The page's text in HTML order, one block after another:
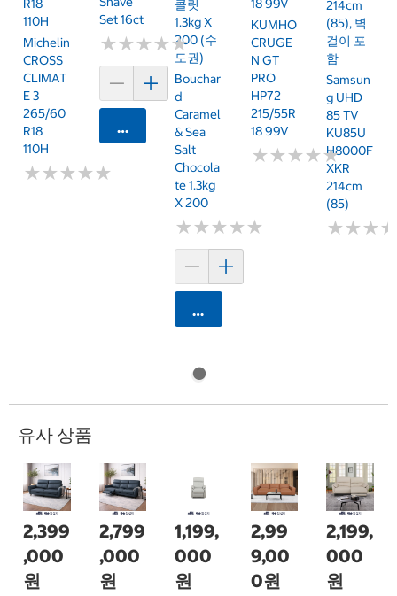
R18
110H
Michelin
CROSS
CLIMAT
E 3
265/60
R18
110H
★★★★★
★★★★★
Set 16ct
★★★★★
★★★★★
카트에 담기
콜릿
1.3kg X
200 (수
도권)
Bouchar
D
Caramel
& Sea
Salt
Chocola
Te 1.3kg
X 200
★★★★★
★★★★★
카트에 담기
18 99V
KUMHO
CRUGE
N GT
PRO
HP72
215/55R
18 99V
★★★★★
★★★★★
214cm
(85), 벽
걸이 포
함
Samsun
G UHD
85 TV
KU85U
H8000F
XKR
214cm
(85)
★★★
★★★
유사 상품
2,399
,000
원
2,799
,000
원
1,199,
000
원
2,99
9,00
0원
2,199,
000
원